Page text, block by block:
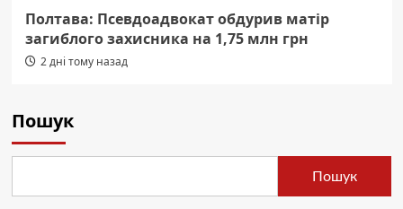
Полтава: Псевдоадвокат обдурив матір
загиблого захисника на 1,75 млн грн
2 дні тому назад
Пошук
Пошук